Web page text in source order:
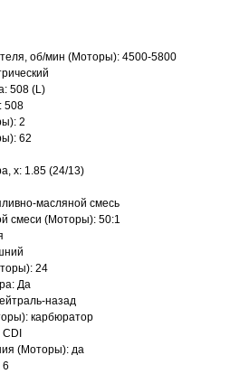
об/мин (Моторы): 4500-5800
508 (L)
508
2
62
х: 1.85 (24/13)
масляной смесь
смеси (Моторы): 50:1
24
Да
назад
карбюратор
(Моторы): да
6